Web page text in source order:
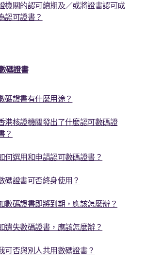
機關的認可續期及／或將證書認可成
認可證書？
碼證書
碼證書有什麼用途？
港核證機關發出了什麼認可數碼證
？
何選用和申請認可數碼證書？
碼證書可否終身使用？
數碼證書即將到期，應該怎麼辦？
遺失數碼證書，應該怎麼辦？
可否與別人共用數碼證書？